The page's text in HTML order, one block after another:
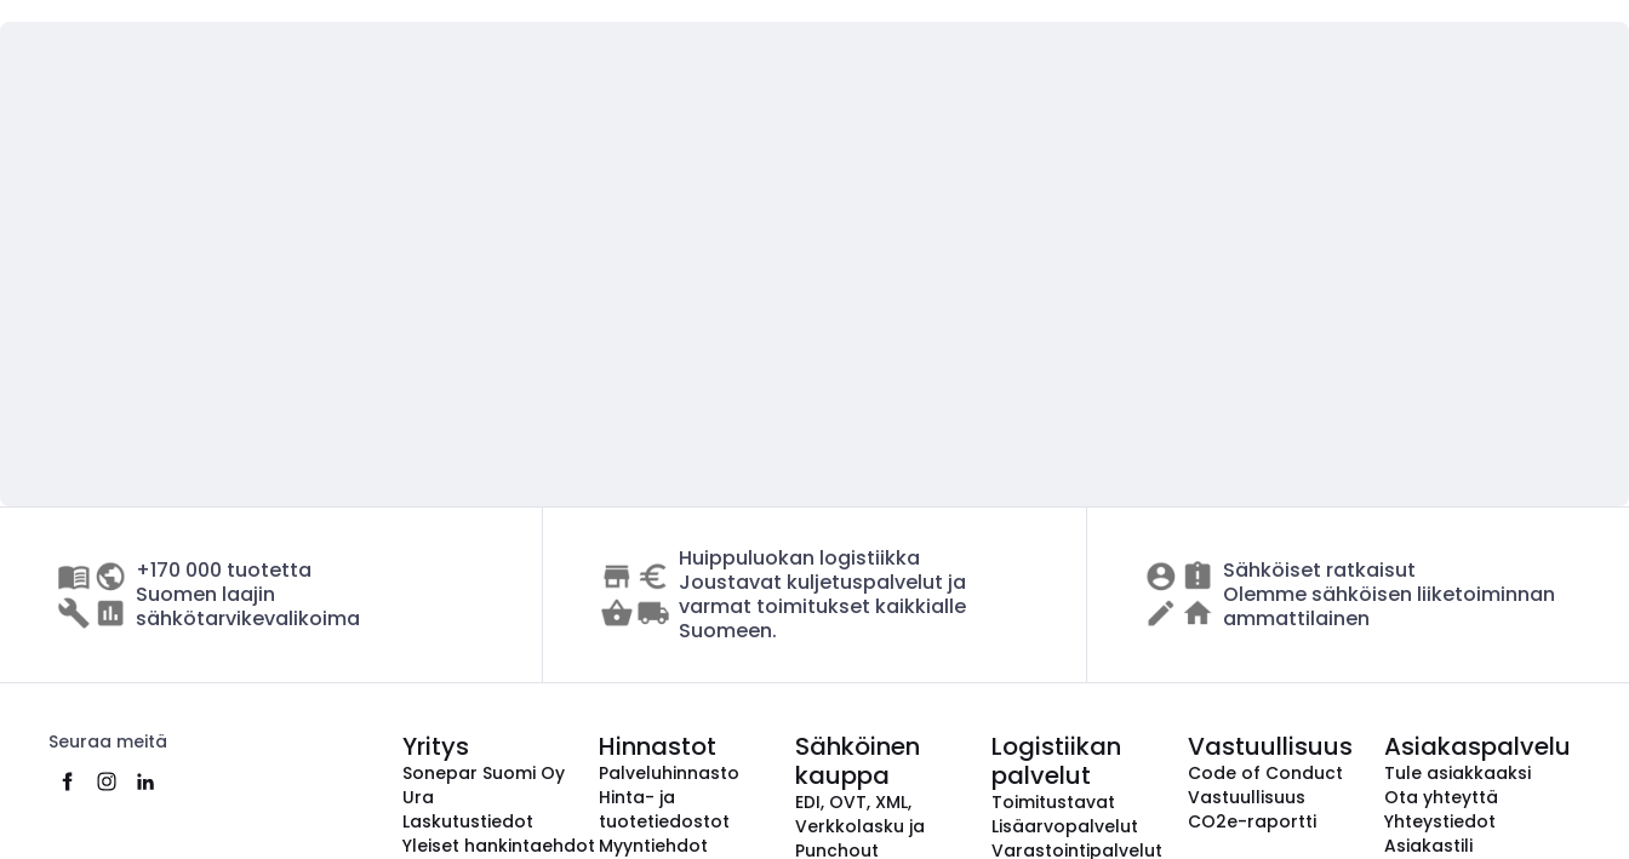
+170 000 tuotetta
Suomen laajin
sähkötarvikevalikoima
Huippuluokan logistiikka
Joustavat kuljetuspalvelut ja
varmat toimitukset kaikkialle
Suomeen.
Sähköiset ratkaisut
Olemme sähköisen liiketoiminnan
ammattilainen
Seuraa meitä Yritys
Sonepar Suomi Oy
Ura
Laskutustiedot
Yleiset hankintaehdot
Hinnastot
Palveluhinnasto
Hinta- ja
tuotetiedostot
Myyntiehdot
Sähköinen
kauppa
EDI, OVT, XML,
Verkkolasku ja
Punchout
Logistiikan
palvelut
Toimitustavat
Lisäarvopalvelut
Varastointipalvelut
Vastuullisuus
Code of Conduct
Vastuullisuus
CO2e-raportti
Asiakaspalvelu
Tule asiakkaaksi
Ota yhteyttä
Yhteystiedot
Asiakastili